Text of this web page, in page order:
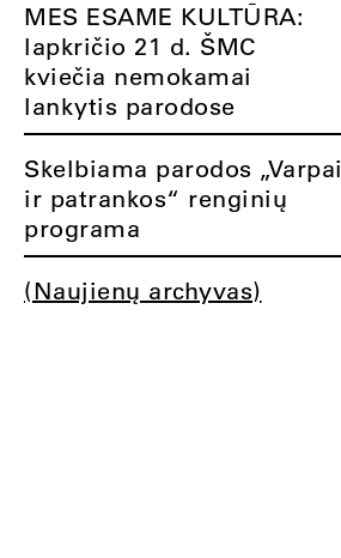
MES ESAME KULTŪRA:
lapkričio 21 d. ŠMC
kviečia nemokamai
lankytis parodose
Skelbiama parodos „Varpai
ir patrankos“ renginių
programa
(Naujienų archyvas)